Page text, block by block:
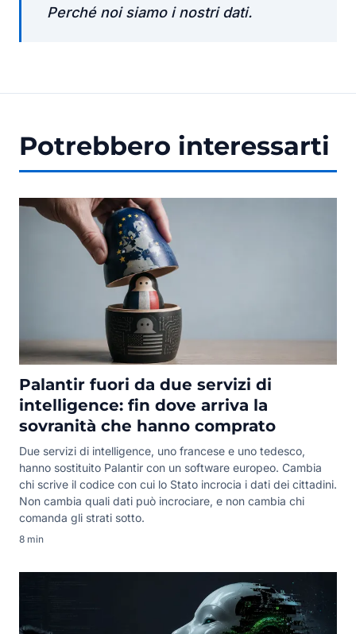
Perché noi siamo i nostri dati.
Potrebbero interessarti
Palantir fuori da due servizi di
intelligence: fin dove arriva la
sovranità che hanno comprato
Due servizi di intelligence, uno francese e uno tedesco,
hanno sostituito Palantir con un software europeo. Cambia
chi scrive il codice con cui lo Stato incrocia i dati dei cittadini.
Non cambia quali dati può incrociare, e non cambia chi
comanda gli strati sotto.
8 min